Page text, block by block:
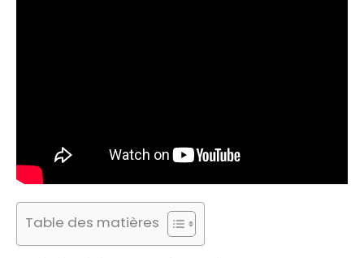
Table des matières